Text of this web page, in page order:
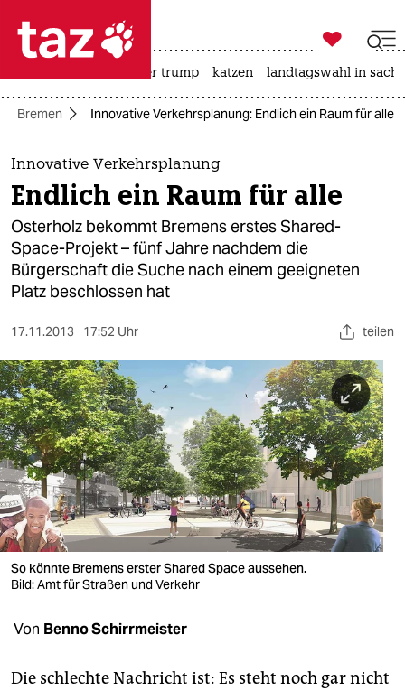
 taz zahl ich
taz zahl ich
themen
politik
öko
gesellschaft
kultur
sport
berlin
nord
wahrheit
verlag
verlag
shop
fragen & hilfe

taz zahl ich
usa unter trump katzen landtagswahl in
Bremen Innovative Verkehrsplanung: Endlich ein Raum für alle
Innovative Verkehrsplanung
Endlich ein Raum für alle
Osterholz bekommt Bremens erstes Shared-
Space-Projekt – fünf Jahre nachdem die
Bürgerschaft die Suche nach einem geeigneten
Platz beschlossen hat
17.11.2013 17:52 Uhr teilen
So könnte Bremens erster Shared Space aussehen.
Bild: Amt für Straßen und Verkehr
Von Benno Schirrmeister
Die schlechte Nachricht ist: Es steht noch gar nicht